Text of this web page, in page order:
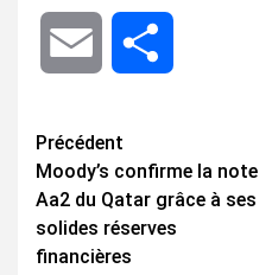
Email
Navigation
d’article
Précédent
Moody’s confirme la note
Aa2 du Qatar grâce à ses
solides réserves
financières